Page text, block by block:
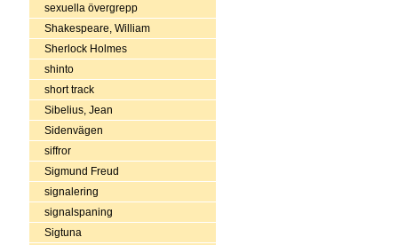
sexuella övergrepp
Shakespeare, William
Sherlock Holmes
shinto
short track
Sibelius, Jean
Sidenvägen
siffror
Sigmund Freud
signalering
signalspaning
Sigtuna